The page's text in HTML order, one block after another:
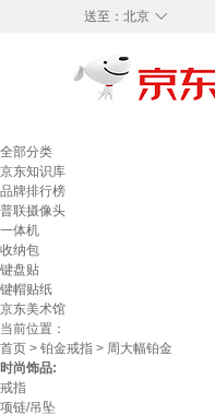
◇
送至： 北京
全部分类
京东知识库
品牌排行榜
普联摄像头
一体机
收纳包
键盘贴
键帽贴纸
京东美术馆
当前位置：
首页 > 铂金戒指 > 周大幅铂金
时尚饰品:
戒指
项链/吊坠